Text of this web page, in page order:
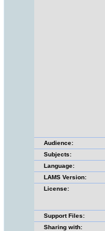
Audience:
Subjects:
Language:
LAMS Version:
License:
Support Files:
Sharing with: